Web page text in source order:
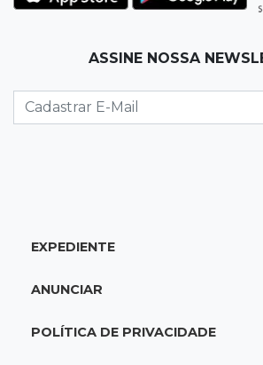
para 7º no Brasileirão
Na Vila Belmiro
lugar no Brasileirão
18:33Em 2022
adolescente atropelada no
18:15 Nubank Parque
ASSINE NOSSA
EXPEDIENTE
ANUNCIAR
POLÍTICA DE PRIVACIDADE